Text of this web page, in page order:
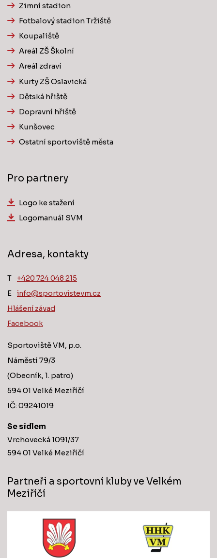
Zimní stadion
Fotbalový stadion Tržiště
Koupaliště
Areál ZŠ Školní
Areál zdraví
Kurty ZŠ Oslavická
Dětská hřiště
Dopravní hřiště
Kunšovec
Ostatní sportoviště města
Pro partnery
Logo ke stažení
Logomanuál SVM
Adresa, kontakty
T
‭+420 724 048 215‬
E
info@sportovistevm.cz
Hlášení závad
Facebook
Sportoviště VM, p.o.
Náměstí 79/3
(Obecník, 1. patro)
594 01 Velké Meziříčí
IČ: 09241019
Se sídlem
Vrchovecká 1091/37
594 01 Velké Meziříčí
Partneři a sportovní kluby ve Velkém
Meziříčí